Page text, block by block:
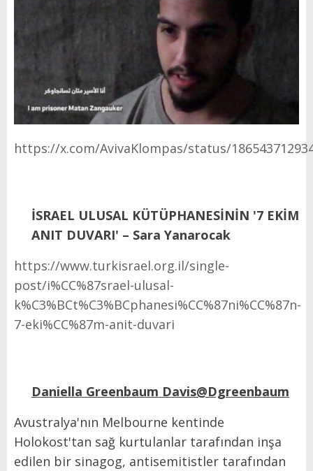
https://x.com/AvivaKlompas/status/
İSRAEL ULUSAL KÜTÜPHANESİNİN '7 EKİM
ANIT DUVARI' – Sara Yanarocak
https://www.turkisrael.org.il/single-
post/i%CC%87srael-ulusal-
k%C3%BCt%C3%BCphanesi%CC%87ni%CC%87n-
7-eki%CC%87m-anit-duvari
Daniella Greenbaum Davis@Dgreenbaum
Avustralya'nın Melbourne kentinde
Holokost'tan sağ kurtulanlar tarafından inşa
edilen bir sinagog, antisemitistler tarafından